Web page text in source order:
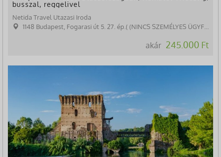
busszal, reggelivel
Netida Travel Utazasi Iroda
1148 Budapest, Fogarasi út 5. 27. ép.( (NINCS SZEMÉLYES ÜGYFÉLFOGADÁS)
akár 245.000 Ft